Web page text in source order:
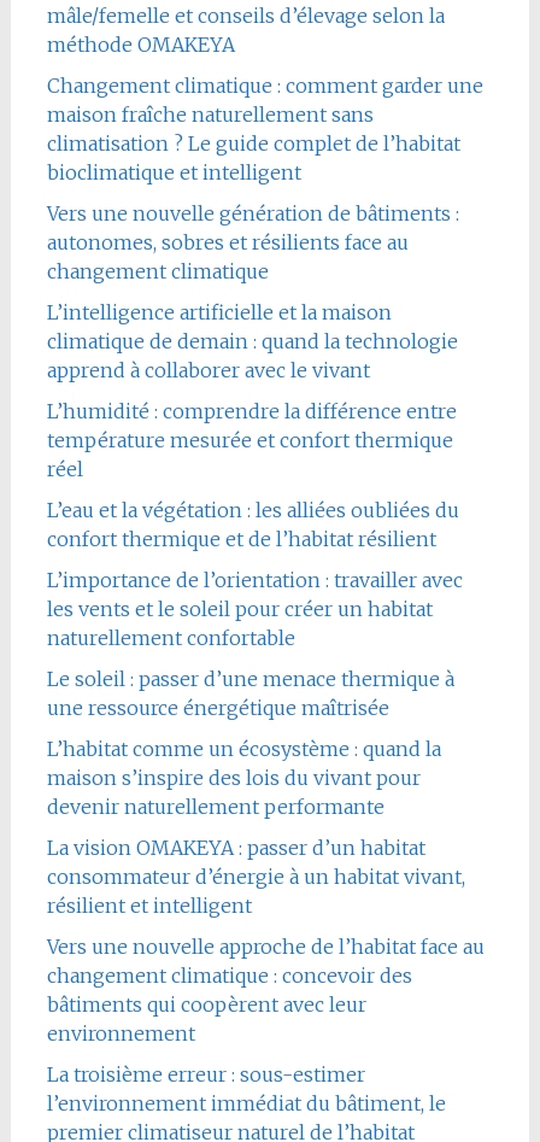
mâle/femelle et conseils d’élevage selon la
méthode OMAKEYA
Changement climatique : comment garder une
maison fraîche naturellement sans
climatisation ? Le guide complet de l’habitat
bioclimatique et intelligent
Vers une nouvelle génération de bâtiments :
autonomes, sobres et résilients face au
changement climatique
L’intelligence artificielle et la maison
climatique de demain : quand la technologie
apprend à collaborer avec le vivant
L’humidité : comprendre la différence entre
température mesurée et confort thermique
réel
L’eau et la végétation : les alliées oubliées du
confort thermique et de l’habitat résilient
L’importance de l’orientation : travailler avec
les vents et le soleil pour créer un habitat
naturellement confortable
Le soleil : passer d’une menace thermique à
une ressource énergétique maîtrisée
L’habitat comme un écosystème : quand la
maison s’inspire des lois du vivant pour
devenir naturellement performante
La vision OMAKEYA : passer d’un habitat
consommateur d’énergie à un habitat vivant,
résilient et intelligent
Vers une nouvelle approche de l’habitat face au
changement climatique : concevoir des
bâtiments qui coopèrent avec leur
environnement
La troisième erreur : sous-estimer
l’environnement immédiat du bâtiment, le
premier climatiseur naturel de l’habitat